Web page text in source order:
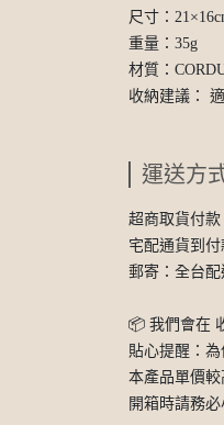
尺寸：
重量：35g
材質：
收納建議：
運送方
超商取貨付款
宅配通貨到
郵寄：全台配
📦 我們會在
貼心提醒：
本產品單價較
開箱時請務